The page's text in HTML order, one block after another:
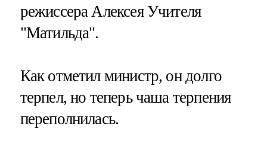
режиссера Алексея Учителя
"Матильда".
Как отметил министр, он долго
терпел, но теперь чаша терпения
переполнилась.